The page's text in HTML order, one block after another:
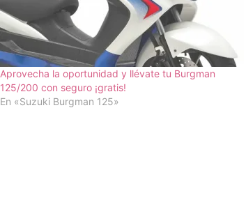
Aprovecha la oportunidad y llévate tu Burgman
125/200 con seguro ¡gratis!
En «Suzuki Burgman 125»